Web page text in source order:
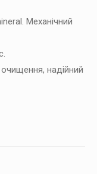
Механічний
надійний